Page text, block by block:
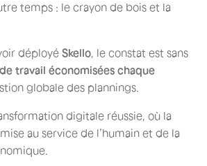
temps : le crayon de bois et la
déployé Skello , le constat est sans
travail économisées chaque
globale des plannings.
digitale réussie, où la
au service de l’humain et de la